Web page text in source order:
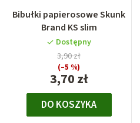
Bibułki papierosowe Skunk
Brand KS slim
Dostępny
3,70 zł
3,90 zł
(–5 %)
DO KOSZYKA